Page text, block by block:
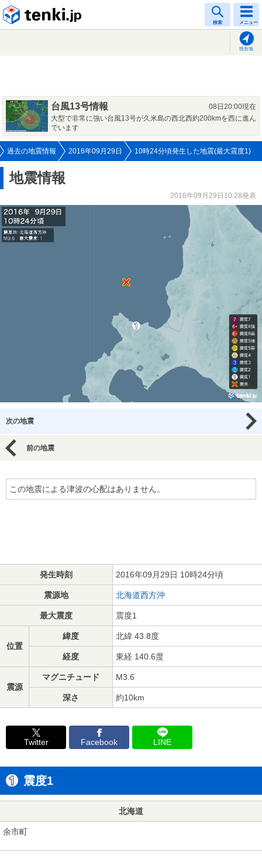
検索 メニュー
現在地
台風13号情報
08日20:00現在
大型で非常に強い台風13号が久米島の西北西約200kmを西に進ん
でいます
過去の地震情報 2016年09月29日 10時24分頃発生した地震(最大震度1)
地震情報
2016年09月29日10:28発表
次の地震
前の地震
この地震による津波の心配はありません。
発生時刻 2016年09月29日 10時24分頃
震源地 北海道西方沖
最大震度 震度1
位置
緯度 北緯 43.8度
経度 東経 140.6度
震源
マグニチュード M3.6
深さ 約10km
Twitter Facebook LINE
震度1
北海道
余市町